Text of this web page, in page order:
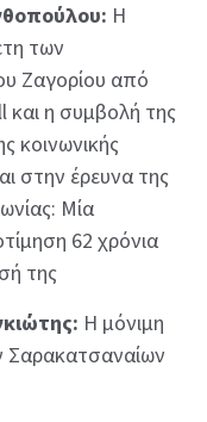
Η
των
Ζαγορίου από
και η συμβολή της
κοινωνικής
στην έρευνα της
Μία
62 χρόνια
της
Η μόνιμη